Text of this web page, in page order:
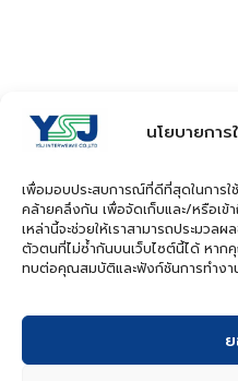
นโยบายกา
เพื่อมอบประสบการณ์ที่ดีที่สุดในการใช้
คล้ายคลึงกัน เพื่อจัดเก็บและ/หรือเ
เหล่านี้จะช่วยให้เราสามารถประมว
ตัวตนที่ไม่ซ้ำกันบนเว็บไซต์นี้ได้ หา
ทบต่อคุณสมบัติและฟังก์ชันการทำงา